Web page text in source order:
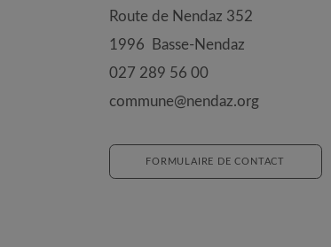
Route de Nendaz 352
1996
Basse-Nendaz
027 289 56 00
commune@nendaz.org
FORMULAIRE DE CONTACT